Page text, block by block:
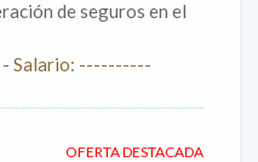
de seguros en el
Salario: ----------
OFERTA DESTACADA